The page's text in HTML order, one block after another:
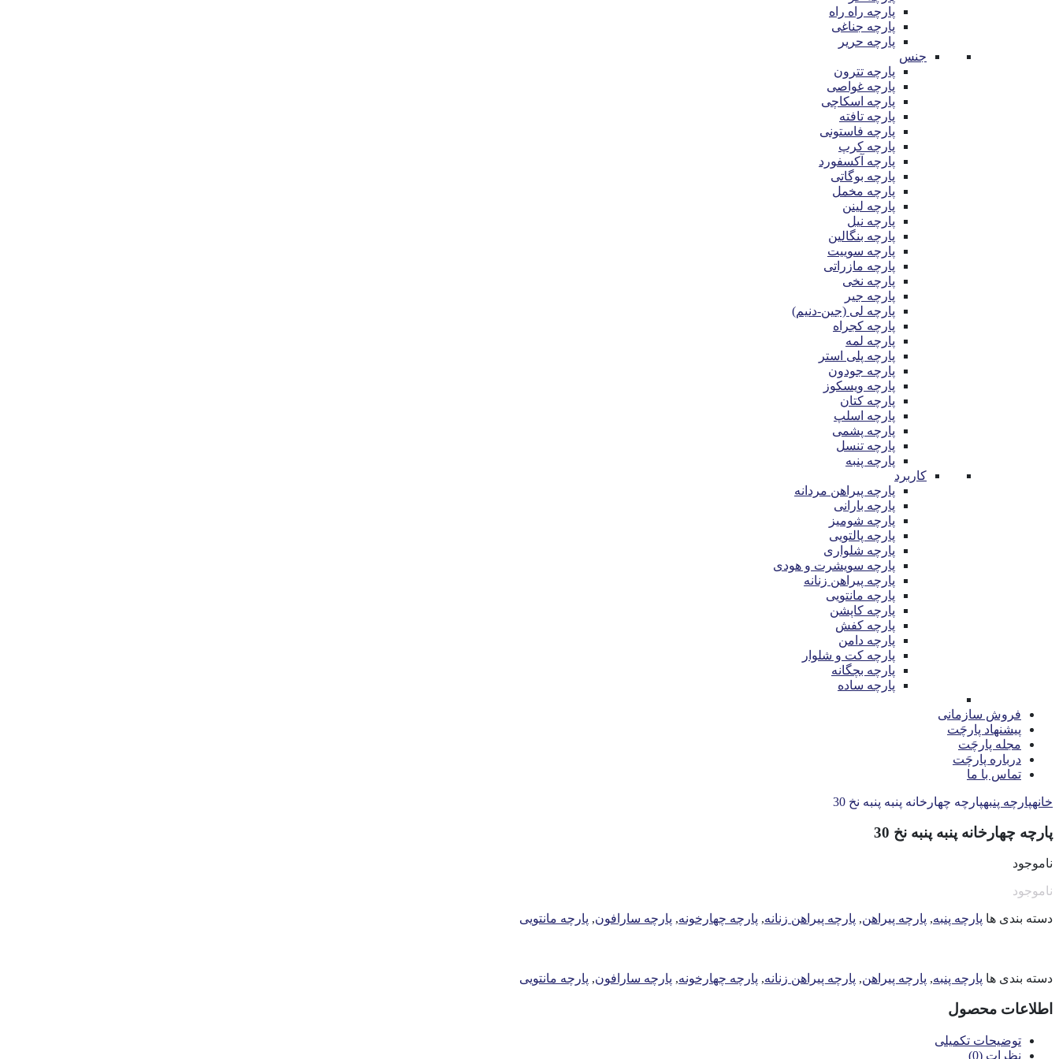
پارچه راه راه
پارچه جناغی
پارچه حریر
جنس
پارچه تترون
پارچه غواصی
پارچه اسکاچی
پارچه تافته
پارچه فاستونی
پارچه کرپ
پارچه آکسفورد
پارچه بوگاتی
پارچه مخمل
پارچه لینن
پارچه نیل
پارچه بنگالین
پارچه سوییت
پارچه مازراتی
پارچه نخی
پارچه جیر
پارچه لی (جین-دنیم)
پارچه کجراه
پارچه لمه
پارچه پلی استر
پارچه جودون
پارچه ویسکوز
پارچه کتان
پارچه اسلپ
پارچه پشمی
پارچه تنسل
پارچه پنبه
کاربرد
پارچه پیراهن مردانه
پارچه بارانی
پارچه شومیز
پارچه پالتویی
پارچه شلواری
پارچه سویشرت و هودی
پارچه پیراهن زنانه
پارچه مانتویی
پارچه کاپشن
پارچه کفش
پارچه دامن
پارچه کت و شلوار
پارچه بچگانه
پارچه ساده
فروش سازمانی
پیشنهاد پارچَت
مجله پارچَت
درباره پارچَت
تماس با ما
خانهپارچه پنبهپارچه چهارخانه پنبه پنبه نخ 30
پارچه چهارخانه پنبه پنبه نخ 30
ناموجود
ناموجود
دسته بندی ها پارچه پنبه, پارچه پیراهن, پارچه پیراهن زنانه, پارچه چهارخونه, پارچه سارافون, پارچه مانتویی
دسته بندی ها پارچه پنبه, پارچه پیراهن, پارچه پیراهن زنانه, پارچه چهارخونه, پارچه سارافون, پارچه مانتویی
اطلاعات محصول
توضیحات تکمیلی
نظرات (0)